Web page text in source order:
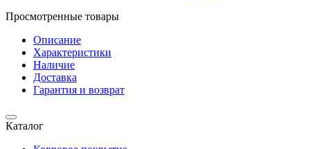
Просмотренные товары
Описание
Характеристики
Наличие
Доставка
Гарантия и возврат
Каталог